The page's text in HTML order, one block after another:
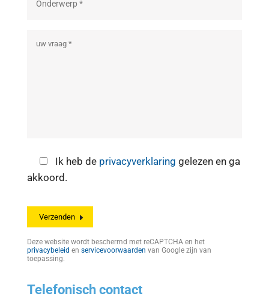
Ik heb de privacyverklaring gelezen en ga
akkoord.
Deze website wordt beschermd met reCAPTCHA en het
privacybeleid en servicevoorwaarden van Google zijn van
toepassing.
Telefonisch contact